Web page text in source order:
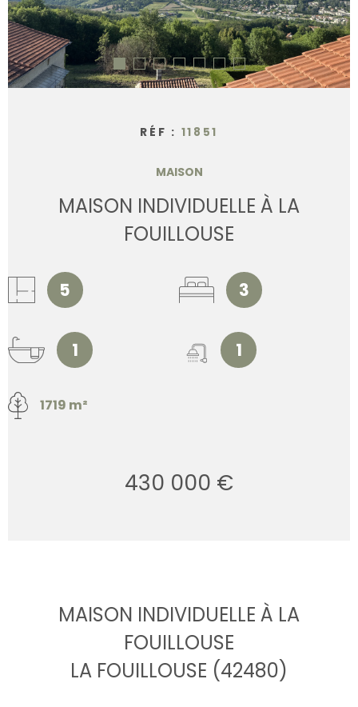
RÉF : 11851
MAISON
MAISON INDIVIDUELLE À LA
FOUILLOUSE
5 3
1 1
1719 m²
430 000 €
MAISON INDIVIDUELLE À LA
FOUILLOUSE
LA FOUILLOUSE (42480)